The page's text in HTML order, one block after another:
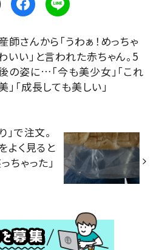
師さんから「うわぁ！めっちゃ
いい」と言われた赤ちゃん。5
の姿に…「今も美少女」「これ
」「成長しても美しい」
で注文。
よく見ると
ちゃった」